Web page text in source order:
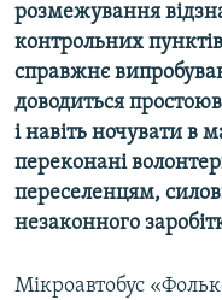
Усі сайти RFE/RL
розмежування
контрольних
справжнє
доводиться
і навіть ночувати
переконані
переселенцям,
незаконного
Мікроавтобус